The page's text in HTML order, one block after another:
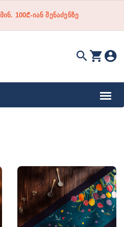
100₾-იან შენაძენზე